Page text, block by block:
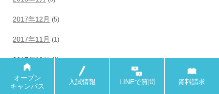
2017年12月 (5)
2017年11月 (1)
2017年10月(1)
2017年9月
オープン
キャンパス
入試情報 LINEで質問 資料請求
オープン
キャンパス
入試情報 LINEで質問 資料請求